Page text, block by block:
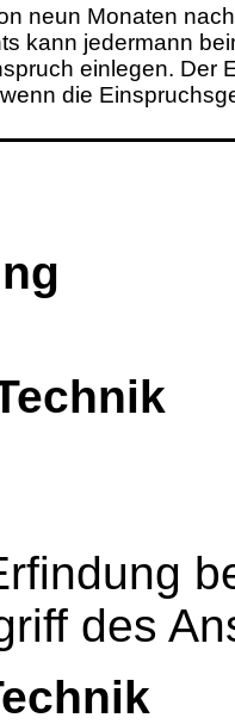
neun Monaten
kann jedermann
einlegen. Der
die
des